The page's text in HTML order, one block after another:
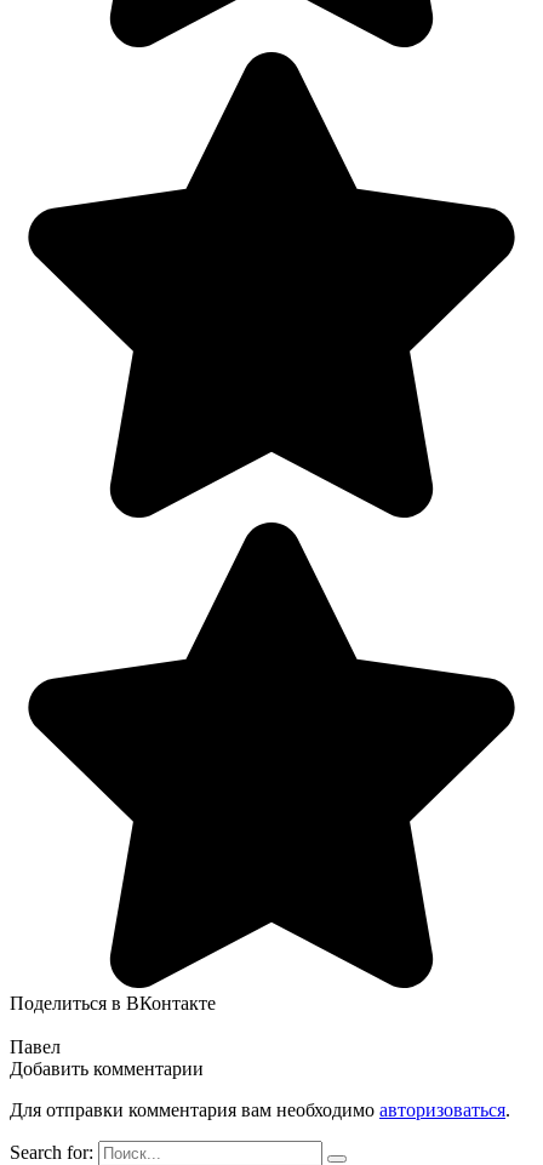
Поделиться в ВКонтакте
Павел
Добавить комментарии
Для отправки комментария вам необходимо авторизоваться.
Search for: